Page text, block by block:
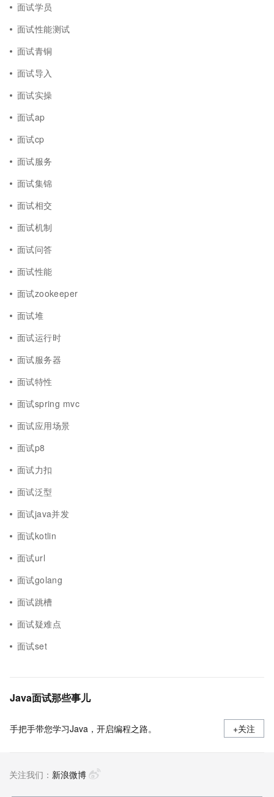
面试学员
面试性能测试
面试青铜
面试导入
面试实操
面试ap
面试cp
面试服务
面试集锦
面试相交
面试机制
面试问答
面试性能
面试zookeeper
面试堆
面试运行时
面试服务器
面试特性
面试spring mvc
面试应用场景
面试p8
面试力扣
面试泛型
面试java并发
面试kotlin
面试url
面试golang
面试跳槽
面试疑难点
面试set
Java面试那些事儿
手把手带您学习Java，开启编程之路。 +关注
关注我们： 新浪微博